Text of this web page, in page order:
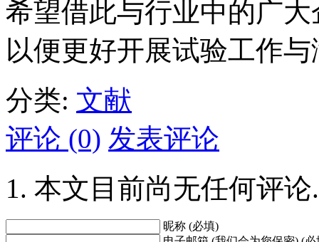
希望借此与行业中的广
以便更好开展试验工作
分类: 文献
评论 (0) 发表评论
本文目前尚无任何评论.
昵称 (必填)